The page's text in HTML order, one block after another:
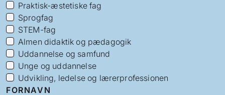
Praktisk-æstetiske fag
Sprogfag
STEM-fag
Almen didaktik og pædagogik
Uddannelse og samfund
Unge og uddannelse
Udvikling, ledelse og lærerprofessionen
FORNAVN